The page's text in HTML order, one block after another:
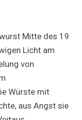
Mitte des 19
Licht am
von
Würste mit
aus Angst sie